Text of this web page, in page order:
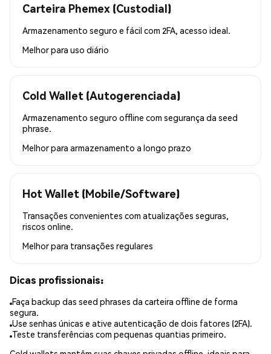
Carteira Phemex (Custodial)
Armazenamento seguro e fácil com 2FA, acesso ideal.
Melhor para uso diário
Cold Wallet (Autogerenciada)
Armazenamento seguro offline com segurança da seed
phrase.
Melhor para armazenamento a longo prazo
Hot Wallet (Mobile/Software)
Transações convenientes com atualizações seguras,
riscos online.
Melhor para transações regulares
Dicas profissionais:
Faça backup das seed phrases da carteira offline de forma
segura.
Use senhas únicas e ative autenticação de dois fatores (2FA).
Teste transferências com pequenas quantias primeiro.